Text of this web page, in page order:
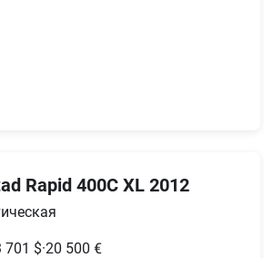
Rapid 400C XL 2012
701 $·20 500 €